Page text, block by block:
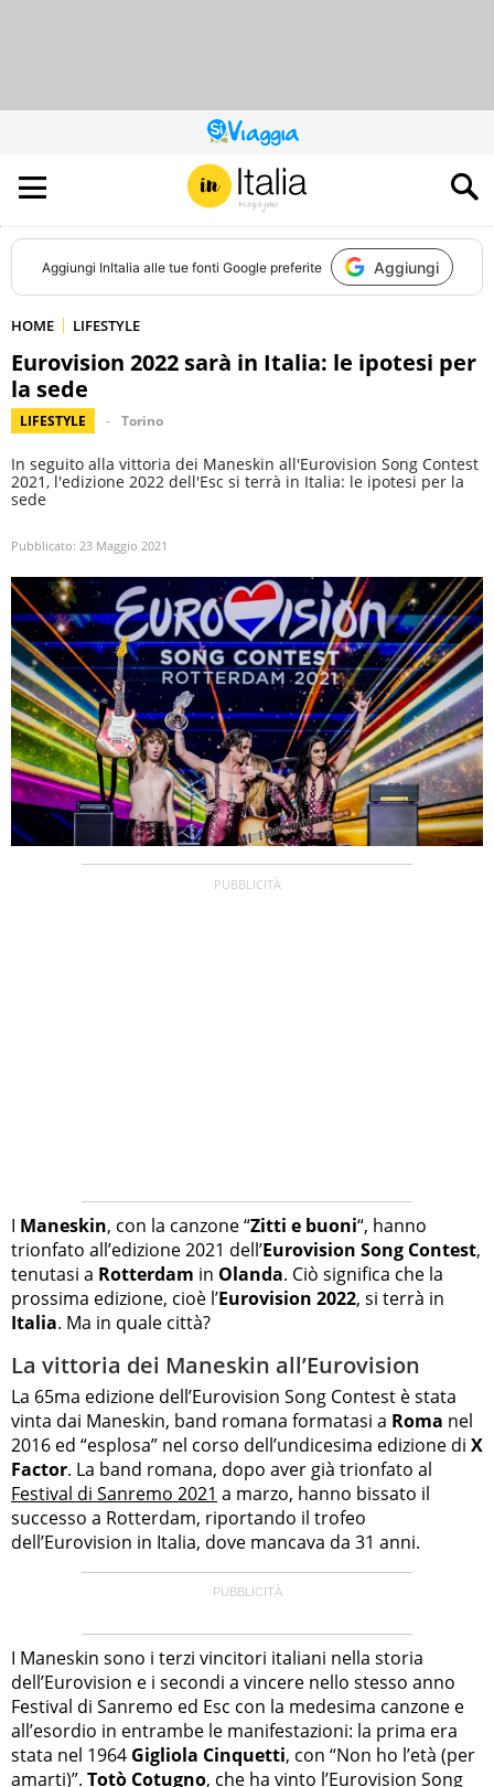
QUESTO
SITO
CONTRIBUISCE
ALL’AUDIENCE
DI
Aggiungi InItalia alle tue fonti Google preferite Aggiungi
HOME LIFESTYLE
Eurovision 2022 sarà in Italia: le ipotesi per
la sede
LIFESTYLE Torino
In seguito alla vittoria dei Maneskin all'Eurovision Song Contest
2021, l'edizione 2022 dell'Esc si terrà in Italia: le ipotesi per la
sede
Pubblicato: 23 Maggio 2021
I Maneskin, con la canzone “Zitti e buoni“, hanno
trionfato all’edizione 2021 dell’Eurovision Song Contest,
tenutasi a Rotterdam in Olanda. Ciò significa che la
prossima edizione, cioè l’Eurovision 2022, si terrà in
Italia. Ma in quale città?
La vittoria dei Maneskin all’Eurovision
La 65ma edizione dell’Eurovision Song Contest è stata
vinta dai Maneskin, band romana formatasi a Roma nel
2016 ed “esplosa” nel corso dell’undicesima edizione di X
Factor. La band romana, dopo aver già trionfato al
Festival di Sanremo 2021 a marzo, hanno bissato il
successo a Rotterdam, riportando il trofeo
dell’Eurovision in Italia, dove mancava da 31 anni.
I Maneskin sono i terzi vincitori italiani nella storia
dell’Eurovision e i secondi a vincere nello stesso anno
Festival di Sanremo ed Esc con la medesima canzone e
all’esordio in entrambe le manifestazioni: la prima era
stata nel 1964 Gigliola Cinquetti, con “Non ho l’età (per
amarti)”. Totò Cotugno, che ha vinto l’Eurovision Song